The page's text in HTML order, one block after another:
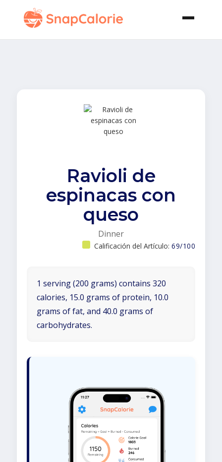
Ravioli de
espinacas con
queso
Dinner
Calificación del Artículo: 69/100
1 serving (200 grams) contains 320
calories, 15.0 grams of protein, 10.0
grams of fat, and 40.0 grams of
carbohydrates.